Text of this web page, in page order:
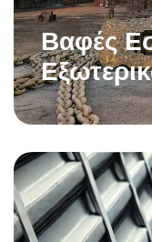
Βαφές